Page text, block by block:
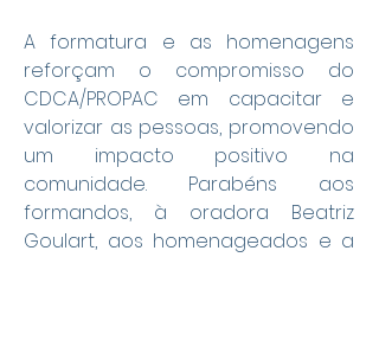
A formatura e as homenagens
reforçam o compromisso do
CDCA/PROPAC em capacitar e
valorizar as pessoas, promovendo
um impacto positivo na
comunidade. Parabéns aos
formandos, à oradora Beatriz
Goulart, aos homenageados e a